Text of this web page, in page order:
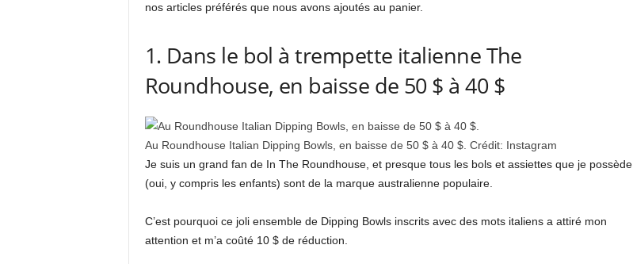
nos articles préférés que nous avons ajoutés au panier.
1. Dans le bol à trempette italienne The
Roundhouse, en baisse de 50 $ à 40 $
Au Roundhouse Italian Dipping Bowls, en baisse de 50 $ à 40 $. Crédit: Instagram
Je suis un grand fan de In The Roundhouse, et presque tous les bols et assiettes que je possède
(oui, y compris les enfants) sont de la marque australienne populaire.
C’est pourquoi ce joli ensemble de Dipping Bowls inscrits avec des mots italiens a attiré mon
attention et m’a coûté 10 $ de réduction.